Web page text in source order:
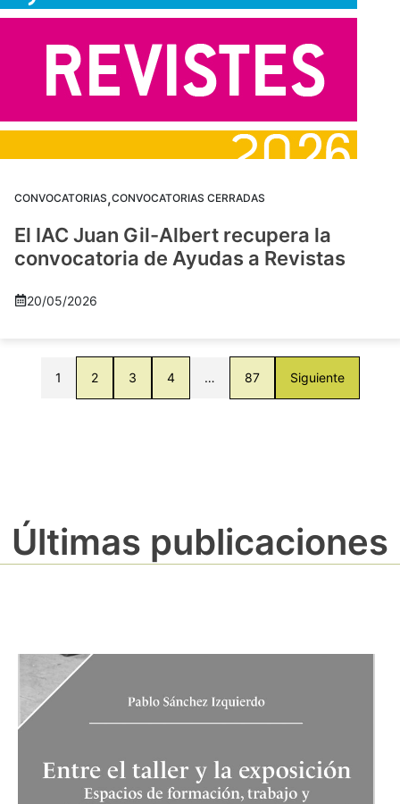
CONVOCATORIAS,CONVOCATORIAS CERRADAS
El IAC Juan Gil-Albert recupera la
convocatoria de Ayudas a Revistas
20/05/2026
1 2 3 4 … 87 Siguiente
Últimas publicaciones